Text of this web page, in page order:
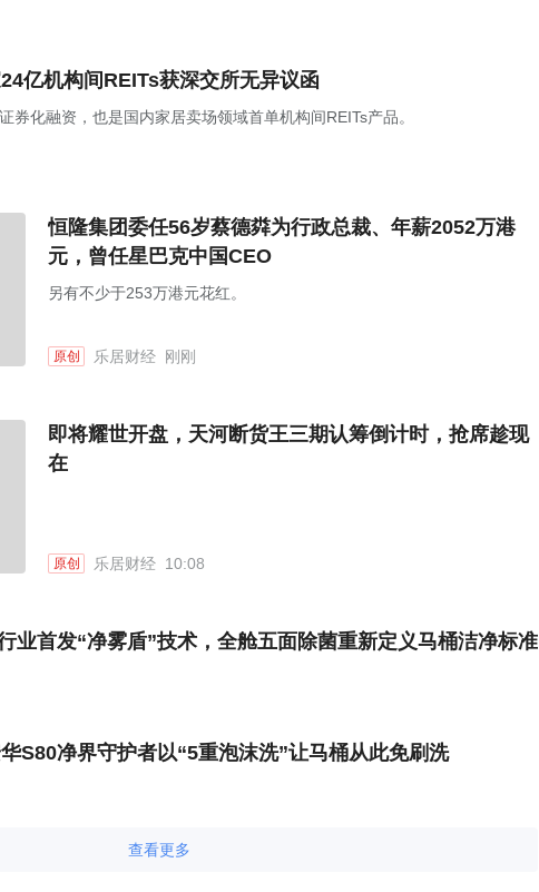
亿机构间REITs获深交所无异议函
券化融资，也是国内家居卖场领域首单机构间REITs产品。
恒隆集团委任56岁蔡德粦为行政总裁、年薪2052万港
元，曾任星巴克中国CEO
另有不少于253万港元花红。
原创 乐居财经 刚刚
即将耀世开盘，天河断货王三期认筹倒计时，抢席趁现
在
原创 乐居财经 10:08
业首发“净雾盾”技术，全舱五面除菌重新定义马桶洁净标准
S80净界守护者以“5重泡沫洗”让马桶从此免刷洗
查看更多